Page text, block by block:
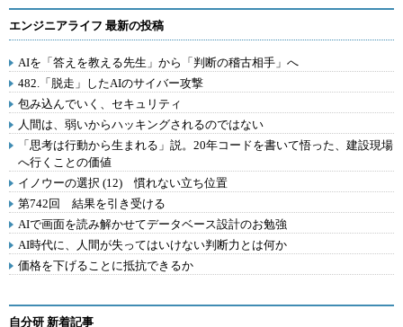
エンジニアライフ 最新の投稿
AIを「答えを教える先生」から「判断の稽古相手」へ
482.「脱走」したAIのサイバー攻撃
包み込んでいく、セキュリティ
人間は、弱いからハッキングされるのではない
「思考は行動から生まれる」説。20年コードを書いて悟った、建設現場
へ行くことの価値
イノウーの選択 (12) 慣れない立ち位置
第742回 結果を引き受ける
AIで画面を読み解かせてデータベース設計のお勉強
AI時代に、人間が失ってはいけない判断力とは何か
価格を下げることに抵抗できるか
自分研 新着記事